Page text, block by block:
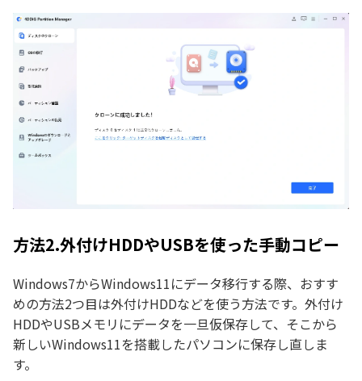
方法2.外付けHDDやUSBを使った手動コピー
Windows7からWindows11にデータ移行する際、おすす
めの方法2つ目は外付けHDDなどを使う方法です。外付け
HDDやUSBメモリにデータを一旦仮保存して、そこから
新しいWindows11を搭載したパソコンに保存し直しま
す。